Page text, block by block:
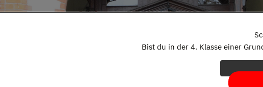
Bitte
Bist du in der 4. Klasse einer